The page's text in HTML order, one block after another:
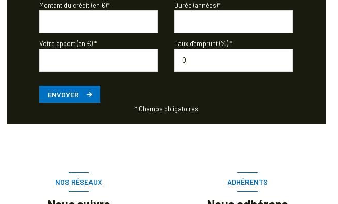
Montant du crédit (en €)* Durée (années)*
Votre apport (en €) * Taux d'emprunt (%) *
ENVOYER
* Champs obligatoires
NOS RÉSEAUX ADHÉRENTS